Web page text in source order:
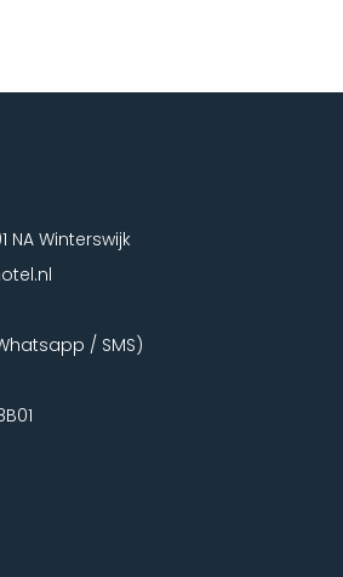
NA Winterswijk
/ SMS)